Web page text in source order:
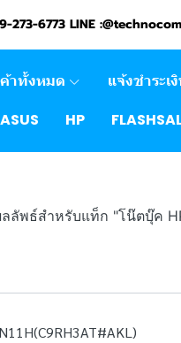
273-6773 LINE :@technocom
าทั้งหมด
แจ้งชำระเ
HP
ลลัพธ์สำหรับแท็ก "โน๊ตบุ๊ค